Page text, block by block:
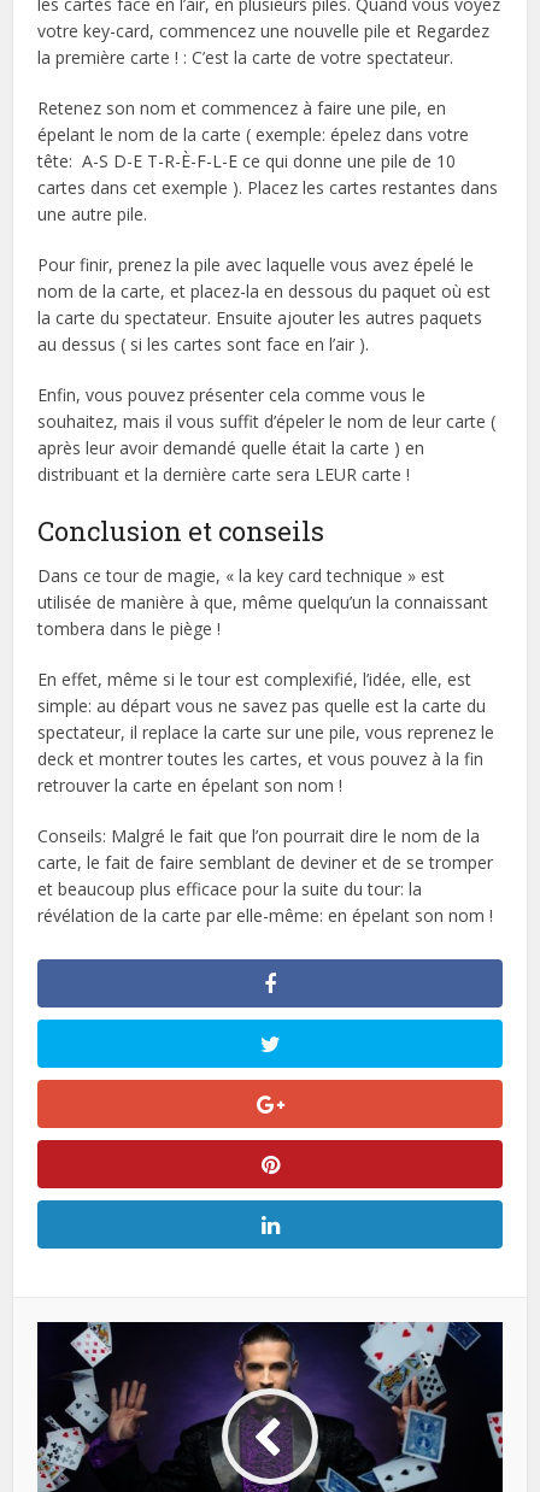
votre key-card, commencez une nouvelle pile et Regardez
la première carte ! : C’est la carte de votre spectateur.
Retenez son nom et commencez à faire une pile, en
épelant le nom de la carte ( exemple: épelez dans votre
tête: A-S D-E T-R-È-F-L-E ce qui donne une pile de 10
cartes dans cet exemple ). Placez les cartes restantes dans
une autre pile.
Pour finir, prenez la pile avec laquelle vous avez épelé le
nom de la carte, et placez-la en dessous du paquet où est
la carte du spectateur. Ensuite ajouter les autres paquets
au dessus ( si les cartes sont face en l’air ).
Enfin, vous pouvez présenter cela comme vous le
souhaitez, mais il vous suffit d’épeler le nom de leur carte (
après leur avoir demandé quelle était la carte ) en
distribuant et la dernière carte sera LEUR carte !
Conclusion et conseils
Dans ce tour de magie, « la key card technique » est
utilisée de manière à que, même quelqu’un la connaissant
tombera dans le piège !
En effet, même si le tour est complexifié, l’idée, elle, est
simple: au départ vous ne savez pas quelle est la carte du
spectateur, il replace la carte sur une pile, vous reprenez le
deck et montrer toutes les cartes, et vous pouvez à la fin
retrouver la carte en épelant son nom !
Conseils: Malgré le fait que l’on pourrait dire le nom de la
carte, le fait de faire semblant de deviner et de se tromper
et beaucoup plus efficace pour la suite du tour: la
révélation de la carte par elle-même: en épelant son nom !